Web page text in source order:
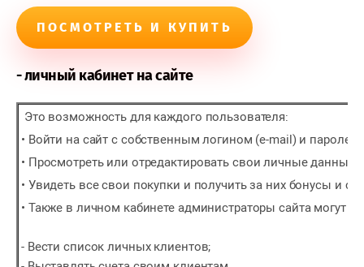
ПОСМОТРЕТЬ И КУПИТЬ
- личный кабинет на сайте
Это возможность для каждого пользователя:
• Войти на сайт с собственным логином (e-mail) и паролем;
• Просмотреть или отредактировать свои личные данные;
• Увидеть все свои покупки и получить за них бонусы и
• Также в личном кабинете администраторы сайта могут
- Вести список личных клиентов;